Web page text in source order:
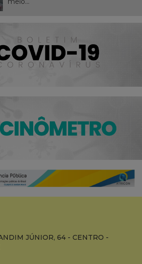
JÚNIOR, 64 - CENTRO -